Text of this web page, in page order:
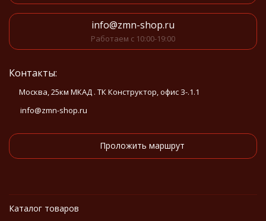
info@zmn-shop.ru
Работаем с 10:00-19:00
Контакты:
Москва, 25км МКАД . ТК Конструктор, офис З-.1.1
info@zmn-shop.ru
Проложить маршрут
Каталог товаров